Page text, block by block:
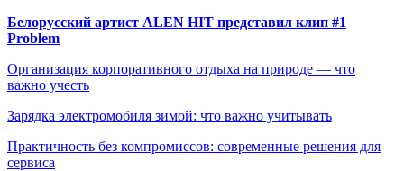
Белорусский артист ALEN HIT представил клип #1
Problem
Организация корпоративного отдыха на природе — что
важно учесть
Зарядка электромобиля зимой: что важно учитывать
Практичность без компромиссов: современные решения для
сервиса